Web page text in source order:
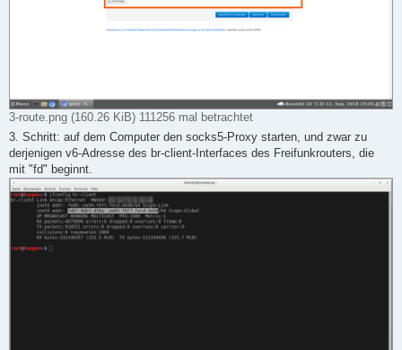
3-route.png (160.26 KiB) 111256 mal betrachtet
3. Schritt: auf dem Computer den socks5-Proxy starten, und zwar zu
derjenigen v6-Adresse des br-client-Interfaces des Freifunkrouters, die
mit "fd" beginnt.